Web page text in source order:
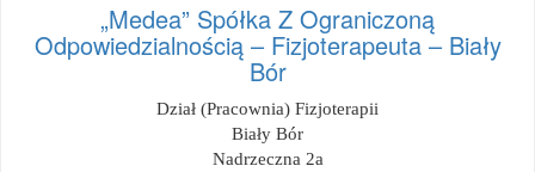
„Medea” Spółka Z Ograniczoną
Odpowiedzialnością – Fizjoterapeuta – Biały
Bór
Dział (Pracownia) Fizjoterapii
Biały Bór
Nadrzeczna 2a